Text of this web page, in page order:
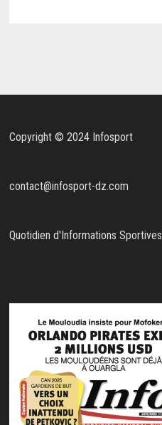
Copyright © 2024 Infosport
contact@infosport-dz.com
Quotidien d'Informations Sportives